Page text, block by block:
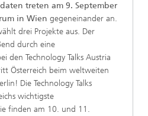
treten am 9. September
in Wien gegeneinander an.
drei Projekte aus. Der
durch eine
den Technology Talks Austria
Österreich beim weltweiten
Die Technology Talks
wichtigste
finden am 10. und 11.